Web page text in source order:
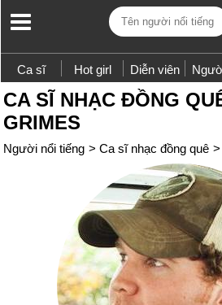
Ca sĩ Hot girl Diễn viên
CA SĨ NHẠC ĐỒNG
GRIMES
Người nổi tiếng > Ca sĩ nhạc đồng quê >